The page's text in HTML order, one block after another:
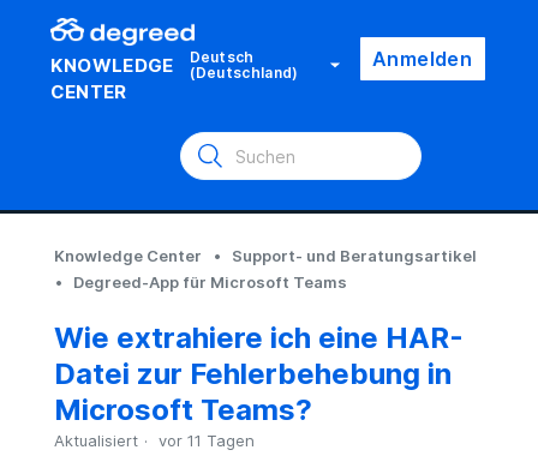
KNOWLEDGE
CENTER
Deutsch
(Deutschland) Anmelden
Knowledge Center
Support- und Beratungsartikel
Degreed-App für Microsoft Teams
Wie extrahiere ich eine HAR-
Datei zur Fehlerbehebung in
Microsoft Teams?
Aktualisiert vor 11 Tagen